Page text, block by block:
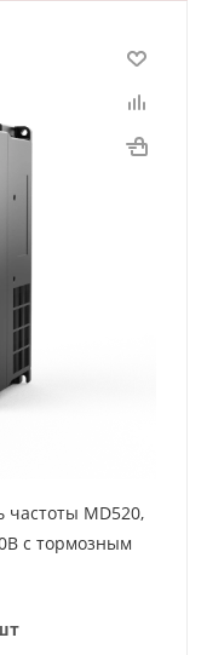
частоты MD520,
с тормозным